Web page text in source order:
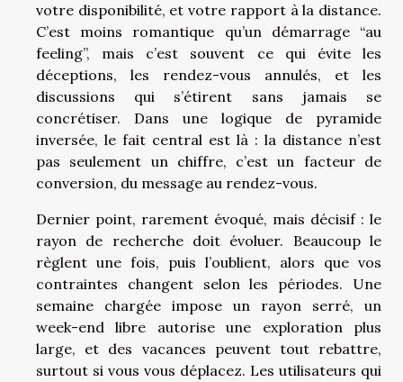
votre disponibilité, et votre rapport à la distance.
C’est moins romantique qu’un démarrage “au
feeling”, mais c’est souvent ce qui évite les
déceptions, les rendez-vous annulés, et les
discussions qui s’étirent sans jamais se
concrétiser. Dans une logique de pyramide
inversée, le fait central est là : la distance n’est
pas seulement un chiffre, c’est un facteur de
conversion, du message au rendez-vous.
Dernier point, rarement évoqué, mais décisif : le
rayon de recherche doit évoluer. Beaucoup le
règlent une fois, puis l’oublient, alors que vos
contraintes changent selon les périodes. Une
semaine chargée impose un rayon serré, un
week-end libre autorise une exploration plus
large, et des vacances peuvent tout rebattre,
surtout si vous vous déplacez. Les utilisateurs qui